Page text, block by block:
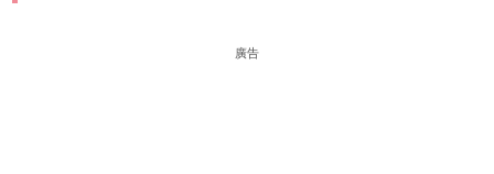
廣告